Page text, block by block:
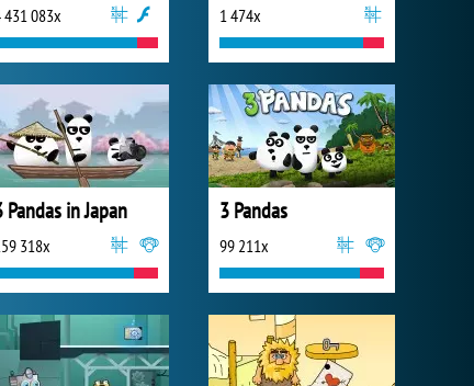
431 083x 1 474x
Pandas in Japan
318x
3 Pandas
99 211x